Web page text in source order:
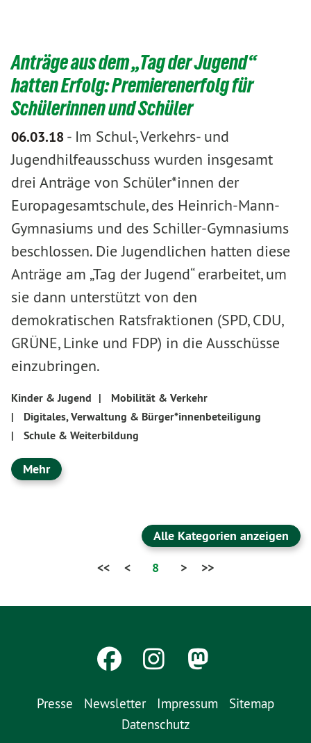
Anträge aus dem „Tag der Jugend“
hatten Erfolg: Premierenerfolg für
Schülerinnen und Schüler
06.03.18- Im Schul-, Verkehrs- und
Jugendhilfeausschuss wurden insgesamt
drei Anträge von Schüler*innen der
Europagesamtschule, des Heinrich-Mann-
Gymnasiums und des Schiller-Gymnasiums
beschlossen. Die Jugendlichen hatten diese
Anträge am „Tag der Jugend“ erarbeitet, um
sie dann unterstützt von den
demokratischen Ratsfraktionen (SPD, CDU,
GRÜNE, Linke und FDP) in die Ausschüsse
einzubringen.
Kinder & Jugend |
Mobilität & Verkehr
|
Digitales, Verwaltung & Bürger*innenbeteiligung
|
Schule & Weiterbildung
Mehr
Alle Kategorien anzeigen
<<
< 8 > >>
Presse Newsletter Impressum
Sitemap
Datenschutz